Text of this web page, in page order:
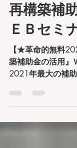
★革命的9
再構築補
ＥＢセミ
【★革命的無料
築補助金の活用』
2021年最大の補
のたび無料で『事
容：中小零細企業